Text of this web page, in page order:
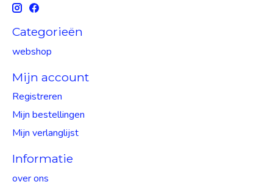
Categorieën
webshop
Mijn account
Registreren
Mijn bestellingen
Mijn verlanglijst
Informatie
over ons